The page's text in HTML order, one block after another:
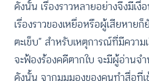
ดังนั้น เรื่องราวหลายอย่างจึงมีเงื่อ
เรื่องราวของเหยื่อหรือผู้เสียหาย
ตะเข็บ” สำหรับเหตุการณ์ที่มีควา
จะฟ้องร้องคดีตากใบ จะมีผู้อ่านจ
ดังนั้น จากมุมมองของคนทำสื่อที่